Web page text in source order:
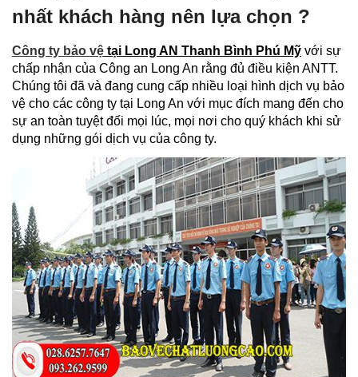
nhất khách hàng nên lựa chọn ?
Công ty bảo vệ tại Long AN Thanh Bình Phú Mỹ với sự
chấp nhận của Công an Long An rằng đủ điều kiện ANTT.
Chúng tôi đã và đang cung cấp nhiều loại hình dịch vụ bảo
vệ cho các công ty tại Long An với mục đích mang đến cho
sự an toàn tuyệt đối mọi lúc, mọi nơi cho quý khách khi sử
dụng những gói dịch vụ của công ty.